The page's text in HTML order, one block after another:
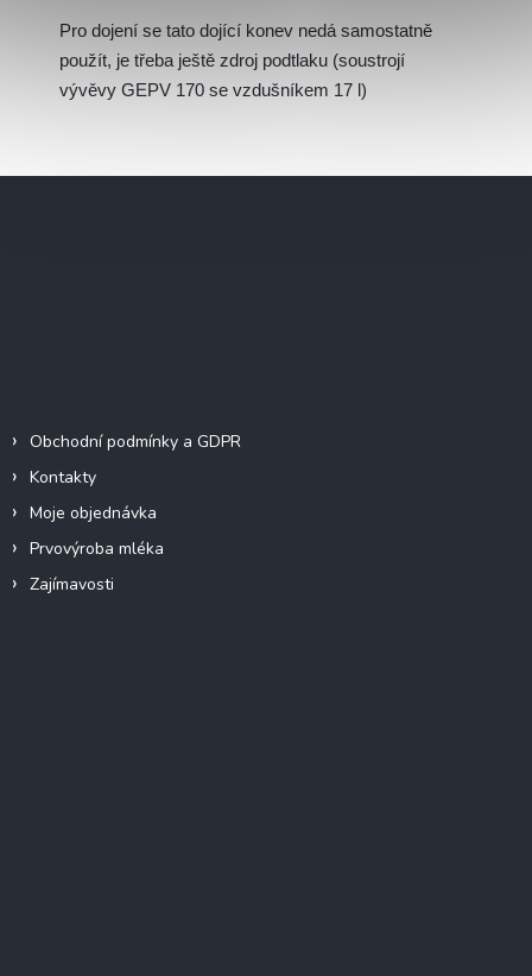
Pro dojení se tato dojící konev nedá samostatně
použít, je třeba ještě zdroj podtlaku (soustrojí
vývěvy GEPV 170 se vzdušníkem 17 l)
Z
Obchodní podmínky a GDPR
Kontakty
Moje objednávka
Prvovýroba mléka
Zajímavosti